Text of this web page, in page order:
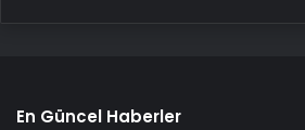
En Güncel Haberler